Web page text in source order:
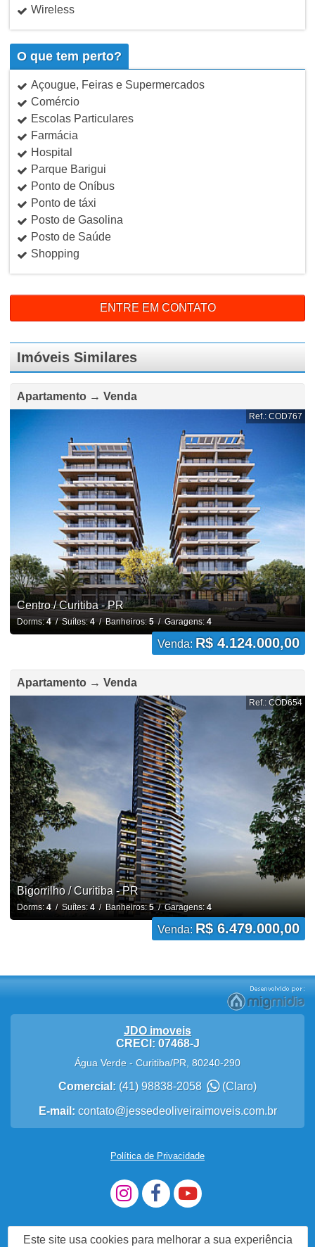
Wireless
O que tem perto?
Açougue, Feiras e Supermercados
Comércio
Escolas Particulares
Farmácia
Hospital
Parque Barigui
Ponto de Oníbus
Ponto de táxi
Posto de Gasolina
Posto de Saúde
Shopping
ENTRE EM CONTATO
Imóveis Similares
Apartamento → Venda
Ref.: COD767
Centro / Curitiba - PR
Dorms:4/ Suítes:4/ Banheiros: 5/ Garagens: 4
Venda: R$ 4.124.000,00
Apartamento → Venda
Ref.: COD654
Bigorrilho / Curitiba - PR
Dorms: 4/ Suítes: 4/ Banheiros:5/ Garagens: 4
Venda: R$ 6.479.000,00
JDO imoveis
CRECI: 07468-J
Água Verde - Curitiba/PR 80240-290
Comercial: (41) 98838-2058 (Claro)
E-mail: contato@jessedeoliveiraimoveis.com.br
Política de Privacidade
Este site usa cookies para melhorar a sua experiência